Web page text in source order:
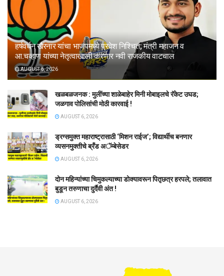
हर्षवर्धन खैरनार यांचा भाजपमध्ये प्रवेश निश्चित; मंत्री महाजन व
आ.चव्हाण यांच्या नेतृत्वाखाली करणार नवी राजकीय वाटचाल
AUGUST 6, 2026
खळबळजनक : मुलींच्या शाळेबाहेर मिनी मोबाइलचे रॅकेट उघड;
जळगाव पोलिसांची मोठी कारवाई !
AUGUST 6, 2026
ड्रग्समुक्त महाराष्ट्रासाठी ‘मिशन राईज’; विद्यार्थीच बनणार
व्यसनमुक्तीचे ब्रँड अॅम्बेसेडर
AUGUST 6, 2026
दोन महिन्यांच्या चिमुकल्याच्या डोक्यावरून पितृछत्र हरपले; तलावात
बुडून तरुणाचा दुर्दैवी अंत !
AUGUST 6, 2026